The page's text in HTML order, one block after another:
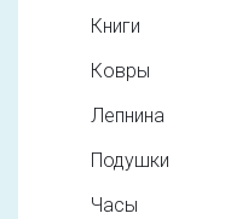
Книги
Ковры
Лепнина
Подушки
Часы